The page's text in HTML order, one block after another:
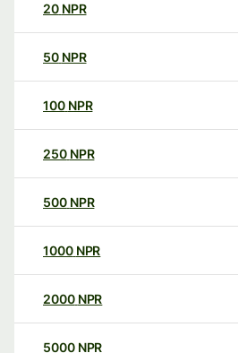
20 NPR
50 NPR
100 NPR
250 NPR
500 NPR
1000 NPR
2000 NPR
5000 NPR